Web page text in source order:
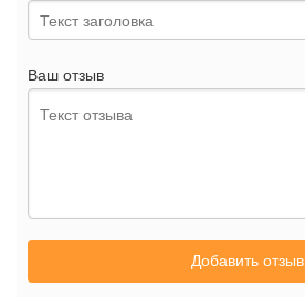
Ваш отзыв
Добавить отзыв